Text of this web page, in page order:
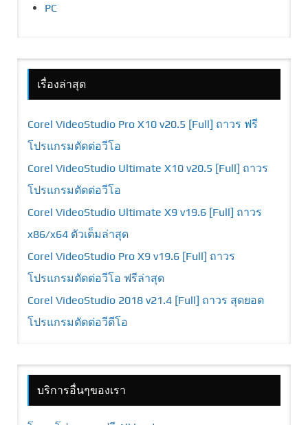
PC
เรื่องล่าสุด
Corel VideoStudio Pro X10 v20.5 [Full] ถาวร ฟรี
โปรแกรมตัดต่อวีโอ
Corel VideoStudio Ultimate X10 v20.5 [Full] ถาวร
โปรแกรมตัดต่อวีโอ
Corel VideoStudio Ultimate X9 v19.6 [Full] ถาวร
x86/x64 ตัวเต็มล่าสุด
Corel VideoStudio Pro X9 v19.6 [Full] ถาวร
โปรแกรมตัดต่อวีโอ ฟรีล่าสุด
Corel VideoStudio 2018 v21.4 [Full] ถาวร สุดยอด
โปรแกรมตัดต่อวีดีโอ
บริการอื่นๆของเรา